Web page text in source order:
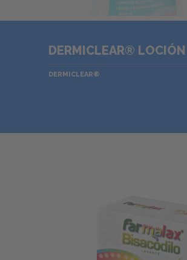
DERMICLEAR® LOCIÓN
DERMICLEAR®